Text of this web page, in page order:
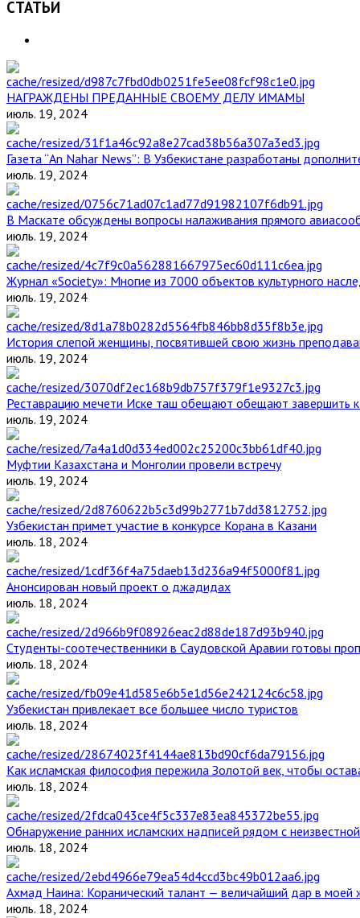
СТАТЬИ
НАГРАЖДЕНЫ ПРЕДАННЫЕ СВОЕМУ ДЕЛУ ИМАМЫ
июль. 19, 2024
Газета “An Nahar News”: В Узбекистане разработаны
июль. 19, 2024
В Маскате обсуждены вопросы налаживания прямого
июль. 19, 2024
Журнал «Society»: Многие из 7000 объектов культурного
июль. 19, 2024
История слепой женщины, посвятившей свою жизнь
июль. 19, 2024
Реставрацию мечети Иске таш обещают обещают завершить к
июль. 19, 2024
Муфтии Казахстана и Монголии провели встречу
июль. 19, 2024
Узбекистан примет участие в конкурсе Корана в Казани
июль. 18, 2024
Анонсирован новый проект о джадидах
июль. 18, 2024
Студенты-соотечественники в Саудовской Аравии готовы
июль. 18, 2024
Узбекистан привлекает все большее число туристов
июль. 18, 2024
Как исламская философия пережила Золотой век, чтобы
июль. 18, 2024
Обнаружение ранних исламских надписей рядом с
июль. 18, 2024
Ахмад Наина: Коранический талант — величайший дар в моей
июль. 18, 2024